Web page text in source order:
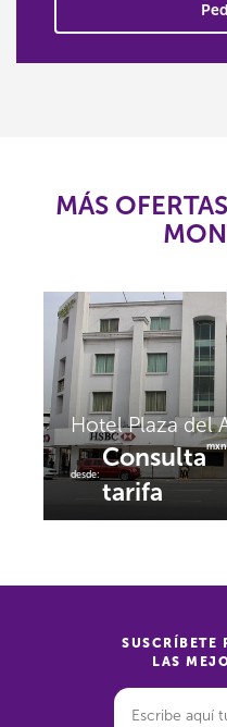
MÁS
Hotel Plaza del
desde:
Consulta
tarifa
mxn
SUSCRÍBETE
LAS